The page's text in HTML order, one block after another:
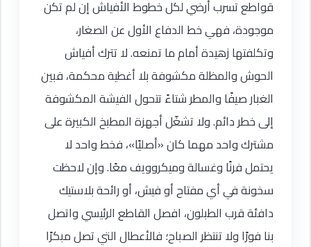
قواطع تسرب أرضي لكل خطوط الأفياش إن لم تكن
موجودة، فهي خط الدفاع الأول عن الصغار،
وتكلفتها زهيدة أمام ما تمنعه. لا تترك أفياش
الحوش والمظلة مكشوفة بلا أغطية محكمة، فبين
الغبار صيفًا والمطر شتاءً تتحول الفيشة المكشوفة
إلى خطر دائم. ولا تشغّل أجهزة المطبخ الكبيرة على
مشترك واحد مهما كان «أصليًا»، فخط واحد لا
يحتمل فرنًا وغسالة وميكروويف معًا. وإن لاحظت
سخونة في أي مفتاح أو فيش، أو رائحة بلاستيك
دافئة قرب الطبلون، افصل القاطع الرئيسي واتصل
بنا فورًا ولا تنتظر الصباح؛ فالأعطال التي تصل مبكرًا